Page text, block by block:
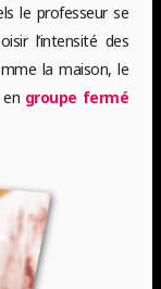
le professeur se
l’intensité des
la maison, le
groupe fermé